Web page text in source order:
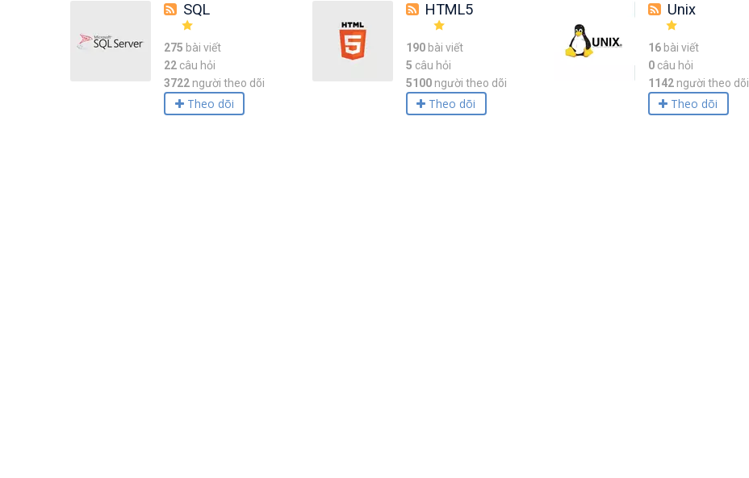
SQL
275 bài viết
22 câu hỏi
3722 người theo dõi
Theo dõi
HTML5
190bài viết
5 câu hỏi
5100 người theo dõi
Theo dõi
Unix
16bài viết
0câu hỏi
1142 người theo dõi
Theo dõi